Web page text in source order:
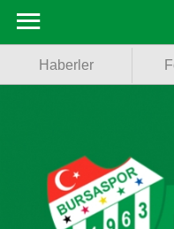
Fotoğraflar
Basketbol
Voleybol
MENU
Haberler